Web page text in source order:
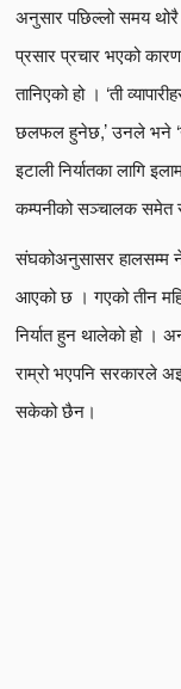
अनुसार पछिल्लो समय थोरै
प्रसार प्रचार भएको कारण
तानिएको हो । ‘ती
छलफल हुनेछ,’ उनले भने
इटाली निर्यातका लागि
कम्पनीको सञ्चालक समेत
संघकोअनुसासर हालसम्म
आएको छ । गएको तीन
निर्यात हुन थालेको हो ।
राम्रो भएपनि सरकारले
सकेको छैन।